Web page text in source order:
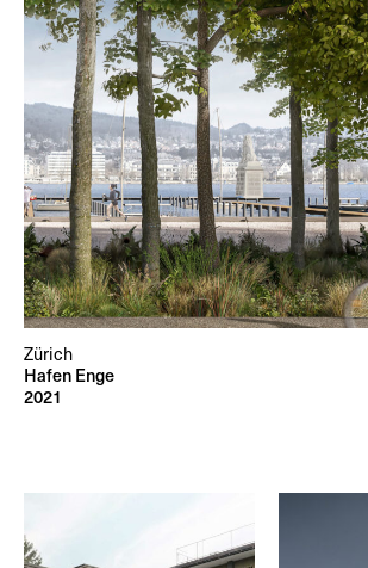
Zürich
Hafen Enge
2021